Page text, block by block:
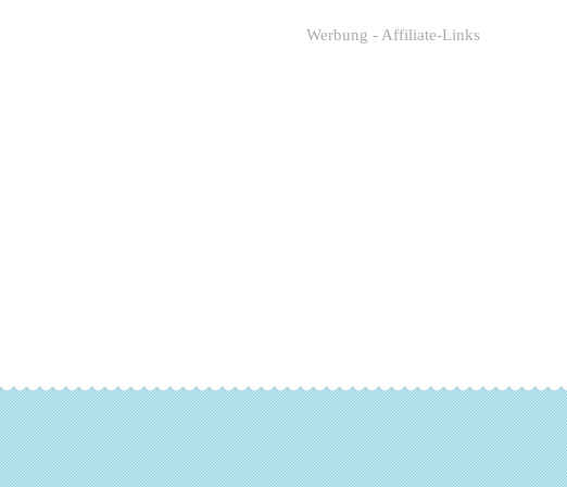
Werbung - Affiliate-Links